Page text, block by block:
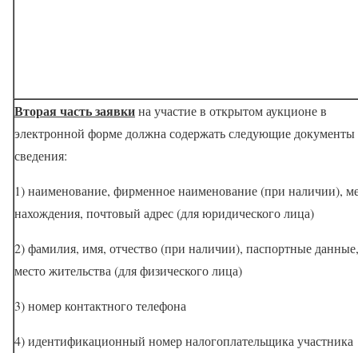
Вторая часть заявкина участие в открытом аукционе в
электронной форме должна содержать следующие
сведения:
1) наименование, фирменное наименование (при наличии),
нахождения, почтовый адрес (для юридического лица)
2) фамилия, имя, отчество (при наличии), паспортные данные,
место жительства (для физического лица)
3) номер контактного телефона
4) идентификационный номер налогоплательщика участника